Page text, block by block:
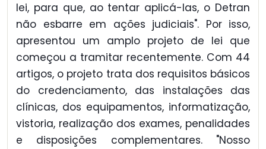
lei, para que, ao tentar aplicá-las, o Detran
não esbarre em ações judiciais". Por isso,
apresentou um amplo projeto de lei que
começou a tramitar recentemente. Com 44
artigos, o projeto trata dos requisitos básicos
do credenciamento, das instalações das
clínicas, dos equipamentos, informatização,
vistoria, realização dos exames, penalidades
e disposições complementares. "Nosso